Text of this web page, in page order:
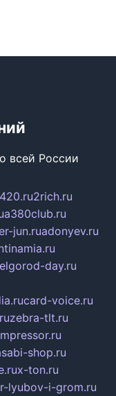
всей России
2rich.ru
a380club.ru
jun.ruadonyev.ru
day.ru
card-voice.ru
zebra-tlt.ru
shop.ru
x-ton.ru
lyubov-i-grom.ru